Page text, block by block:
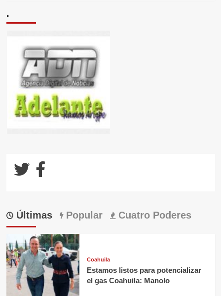
.
Últimas Popular Cuatro Poderes
Coahuila
Estamos listos para potencializar
el gas Coahuila: Manolo